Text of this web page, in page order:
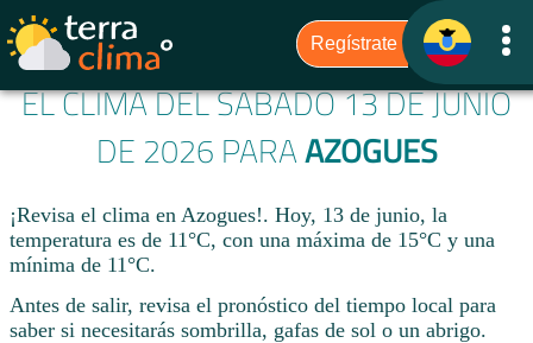
EL CLIMA DEL SÁBADO 13 DE JUNIO
DE 2026 PARAAZOGUES
¡Revisa el clima en Azogues!. Hoy, 13 de junio, la
temperatura es de 11°C, con una máxima de 15°C y una
mínima de 11°C.​
Antes de salir, revisa el pronóstico del tiempo local para
saber si necesitarás sombrilla, gafas de sol o un abrigo.